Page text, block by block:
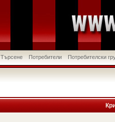
Търсене Потребители Потребителски